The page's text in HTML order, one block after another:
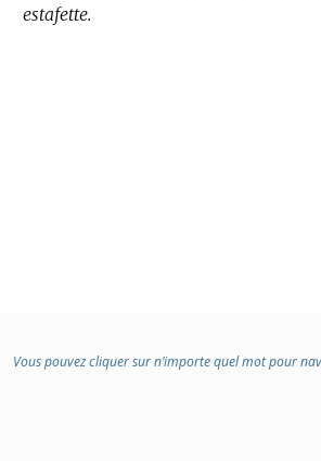
DOMAINE
estafette.
Vous pouvez cliquer sur n’importe quel mot pour